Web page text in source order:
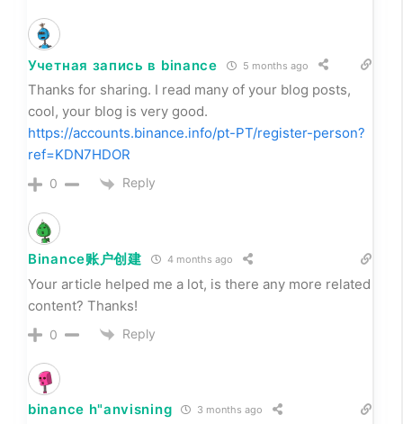
Учетная запись в binance 5 months ago
Thanks for sharing. I read many of your blog posts,
cool, your blog is very good.
https://accounts.binance.info/pt-PT/register-person?
ref=KDN7HDOR
0 Reply
Binance账户创建 4 months ago
Your article helped me a lot, is there any more related
content? Thanks!
0 Reply
binance h"anvisning 3 months ago